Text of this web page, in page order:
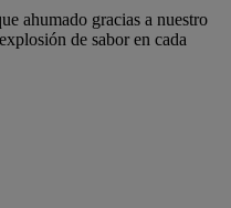
ahumado gracias a nuestro
de sabor en cada